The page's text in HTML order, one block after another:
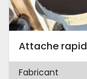
Attache
Fabricant